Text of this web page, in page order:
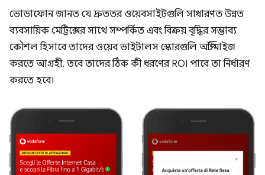
ভোডাফোন জানত যে দ্রুততর ওয়েবসাইটগুলি সাধারণত উন্নত
ব্যবসায়িক মেট্রিক্সের সাথে সম্পর্কিত এবং বিক্রয় বৃদ্ধির সম্ভাব্য
কৌশল হিসাবে তাদের ওয়েব ভাইটালস স্কোরগুলি অপ্টিমাইজ
করতে আগ্রহী, তবে তাদের ঠিক কী ধরণের ROI পাবে তা নির্ধারণ
করতে হবে।